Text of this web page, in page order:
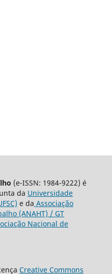
(e-ISSN: 1984-9222) é
da Universidade
e da Associação
(ANAHT) / GT
Nacional de
Creative Commons